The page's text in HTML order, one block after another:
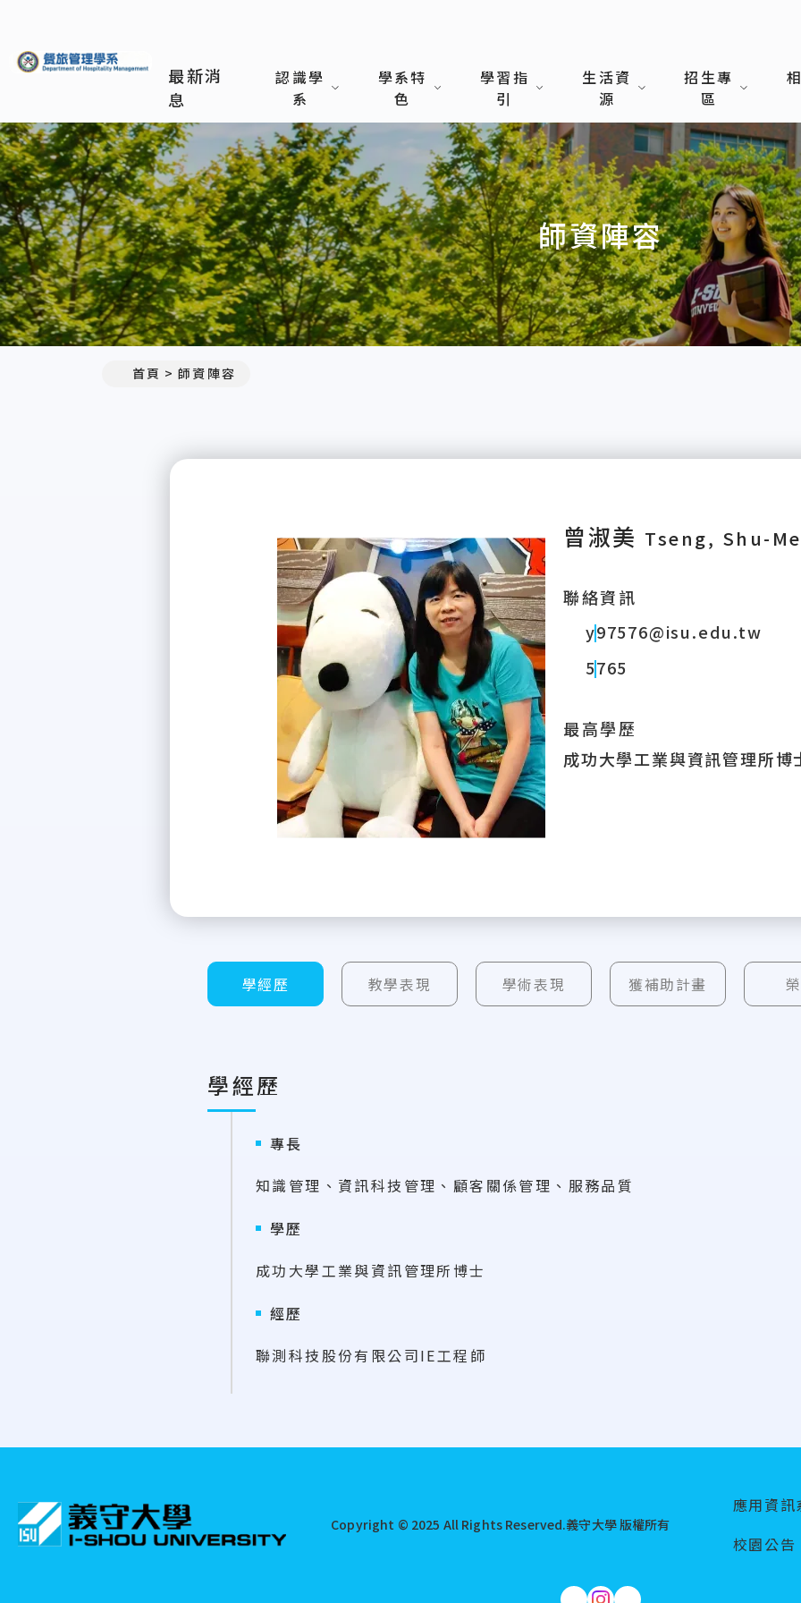
最新消
息
認識學
系
學系特
色
學習指
引
生活資
源
招生專
區
師資陣容
首頁 師資陣容
曾淑美 Tseng, Shu-
聯絡資訊
y97576@isu.edu.tw
5765
最高學歷
成功大學工業與資訊管理所博
學經歷 教學表現 學術表現 獲補助計畫
學經歷
專長
知識管理、資訊科技管理、顧客關係管理、服務品質
學歷
成功大學工業與資訊管理所博士
經歷
聯測科技股份有限公司IE工程師
Copyright © 2025 All Rights Reserved.義守大學 版權所有
應用資訊
校園公告